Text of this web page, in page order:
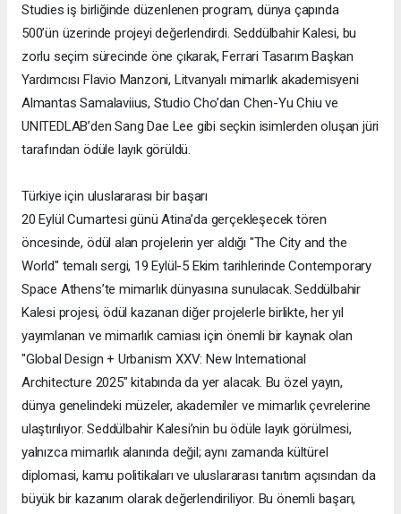
Studies iş birliğinde düzenlenen program, dünya çapında
500’ün üzerinde projeyi değerlendirdi. Seddülbahir Kalesi, bu
zorlu seçim sürecinde öne çıkarak, Ferrari Tasarım Başkan
Yardımcısı Flavio Manzoni, Litvanyalı mimarlık akademisyeni
Almantas Samalaviius, Studio Cho’dan Chen-Yu Chiu ve
UNITEDLAB’den Sang Dae Lee gibi seçkin isimlerden oluşan jüri
tarafından ödüle layık görüldü.
Türkiye için uluslararası bir başarı
20 Eylül Cumartesi günü Atina’da gerçekleşecek tören
öncesinde, ödül alan projelerin yer aldığı "The City and the
World" temalı sergi, 19 Eylül-5 Ekim tarihlerinde Contemporary
Space Athens’te mimarlık dünyasına sunulacak. Seddülbahir
Kalesi projesi, ödül kazanan diğer projelerle birlikte, her yıl
yayımlanan ve mimarlık camiası için önemli bir kaynak olan
"Global Design + Urbanism XXV: New International
Architecture 2025" kitabında da yer alacak. Bu özel yayın,
dünya genelindeki müzeler, akademiler ve mimarlık çevrelerine
ulaştırılıyor. Seddülbahir Kalesi’nin bu ödüle layık görülmesi,
yalnızca mimarlık alanında değil; aynı zamanda kültürel
diplomasi, kamu politikaları ve uluslararası tanıtım açısından da
büyük bir kazanım olarak değerlendiriliyor. Bu önemli başarı,